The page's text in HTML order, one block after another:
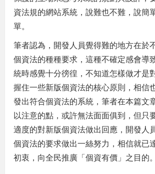
資法規的網站系統，說難也不難，說簡
單。
筆者認為，開發人員覺得難的地方在於
個資法的種種要求，這種不確定感會導
統時感覺十分徬徨，不知道怎樣做才是
握住一些新版個資法的核心原則，相信
發出符合個資法的系統，筆者在本篇文
以注意的點，或許無法面面俱到，但只
適度的對新版個資法做出回應，開發人
個資法的要求做出一絲努力，相信就已
初衷，向全民推廣「個資有價」之目的。